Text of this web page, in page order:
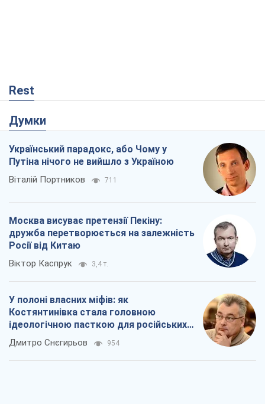
Rest
Думки
Український парадокс, або Чому у
Путіна нічого не вийшло з Україною
Віталій Портников 711
Москва висуває претензії Пекіну:
дружба перетворюється на залежність
Росії від Китаю
Віктор Каспрук 3,4 т.
У полоні власних міфів: як
Костянтинівка стала головною
ідеологічною пасткою для російських
окупантів
Дмитро Снєгирьов 954